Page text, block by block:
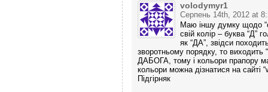
volodymyr1
Серпень 14th, 2012 at
Маю іншу думку щодо
свій колір – буква “Д”
як “ДА”, звідси
зворотньому порядку, то
ДАБОГА, тому і кольори прапору
кольори можна дізнатися на
Підгірняк